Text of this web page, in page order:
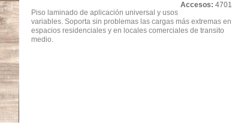
Accesos: 4701
Piso laminado de aplicación universal y usos
variables. Soporta sin problemas las cargas más extremas en
espacios residenciales y en locales comerciales de transito
medio.